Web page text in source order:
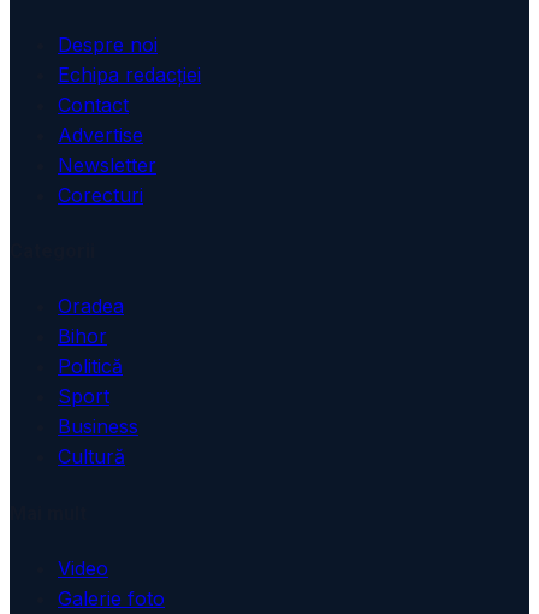
Despre noi
Echipa redacției
Contact
Advertise
Newsletter
Corecturi
Oradea
Bihor
Politică
Sport
Business
Cultură
Video
Galerie foto